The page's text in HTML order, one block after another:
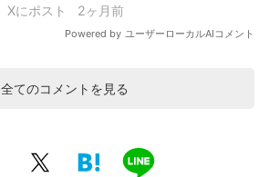
全てのコメントを見る